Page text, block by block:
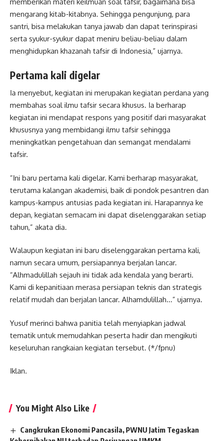
mengarang kitab-kitabnya. Sehingga pengunjung, para
santri, bisa melakukan tanya jawab dan dapat terinspirasi
serta syukur-syukur dapat meniru beliau-beliau dalam
menghidupkan khazanah tafsir di Indonesia,” ujarnya.
Pertama kali digelar
Ia menyebut, kegiatan ini merupakan kegiatan perdana yang
membahas soal ilmu tafsir secara khusus. Ia berharap
kegiatan ini mendapat respons yang positif dari masyarakat
khususnya yang membidangi ilmu tafsir sehingga
meningkatkan pengetahuan dan semangat mendalami
tafsir.
“Ini baru pertama kali digelar. Kami berharap masyarakat,
terutama kalangan akademisi, baik di pondok pesantren dan
kampus-kampus antusias pada kegiatan ini. Harapannya ke
depan, kegiatan semacam ini dapat diselenggarakan setiap
tahun,” akata dia.
Walaupun kegiatan ini baru diselenggarakan pertama kali,
namun secara umum, persiapannya berjalan lancar.
“Alhmadulillah sejauh ini tidak ada kendala yang berarti.
Kami di kepanitiaan merasa persiapan teknis dan strategis
relatif mudah dan berjalan lancar. Alhamdulillah…” ujarnya.
Yusuf merinci bahwa panitia telah menyiapkan jadwal
tematik untuk memudahkan peserta hadir dan mengikuti
keseluruhan rangkaian kegiatan tersebut. (*/fpnu)
Iklan.
You Might Also Like
Cangkrukan Ekonomi Pancasila, PWNU Jatim Tegaskan